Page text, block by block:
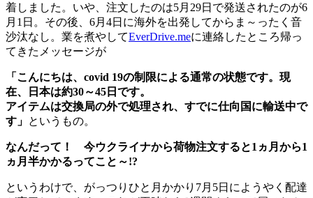
着しました。いや、注文したのは5月29日で発送されたのが6
月1日。その後、6月4日に海外を出発してからま～ったく音
沙汰なし。業を煮やしてEverDrive.meに連絡したところ帰っ
てきたメッセージが
「こんにちは、covid 19の制限による通常の状態です。現
在、日本は約30～45日です。
アイテムは交換局の外で処理され、すでに仕向国に輸送中で
す」 というもの。
なんだって！ 今ウクライナから荷物注文すると1ヵ月から1
ヵ月半かかるってこと～!?
というわけで、がっつりひと月かかり7月5日にようやく配達